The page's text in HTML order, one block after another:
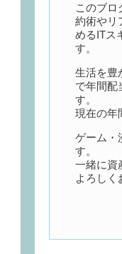
このブロ
約術やリ
めるITス
す。
生活を豊
で年間配
す。
現在の年
ゲーム・
す。
一緒に資
よろしく